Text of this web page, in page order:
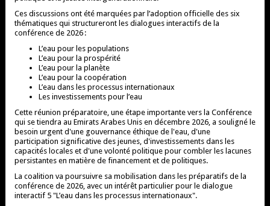
Ces discussions ont été marquées par l’adoption officielle des six
thématiques qui structureront les dialogues interactifs de la
conférence de 2026 :
L’eau pour les populations
L’eau pour la prospérité
L’eau pour la planète
L’eau pour la coopération
L’eau dans les processus internationaux
Les investissements pour l’eau
Cette réunion préparatoire, une étape importante vers la Conférence
qui se tiendra au Emirats Arabes Unis en décembre 2026, a souligné le
besoin urgent d'une gouvernance éthique de l'eau, d'une
participation significative des jeunes, d'investissements dans les
capacités locales et d'une volonté politique pour combler les lacunes
persistantes en matière de financement et de politiques.
La coalition va poursuivre sa mobilisation dans les préparatifs de la
conférence de 2026, avec un intérêt particulier pour le dialogue
interactif 5 "L’eau dans les processus internationaux".